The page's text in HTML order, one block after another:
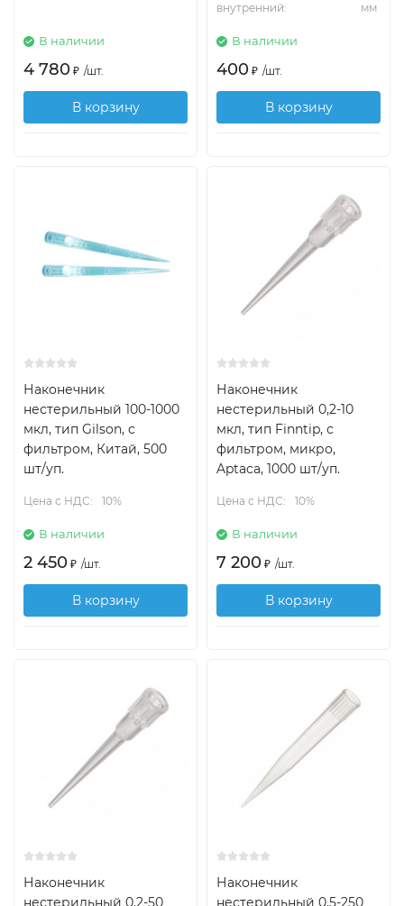
В наличии
4 780 ₽ /шт.
В корзину
внутренний:
мм
В наличии
400 ₽ /шт.
В корзину
Наконечник
нестерильный 100-1000
мкл, тип Gilson, с
фильтром, Китай, 500
шт/уп.
Цена с НДС: 10%
В наличии
2 450 ₽ /шт.
В корзину
Наконечник
нестерильный 0,2-10
мкл, тип Finntip, с
фильтром, микро,
Aptaca, 1000 шт/уп.
Цена с НДС: 10%
В наличии
7 200 ₽ /шт.
В корзину
Наконечник
нестерильный 0,2-50
Наконечник
нестерильный 0,5-250